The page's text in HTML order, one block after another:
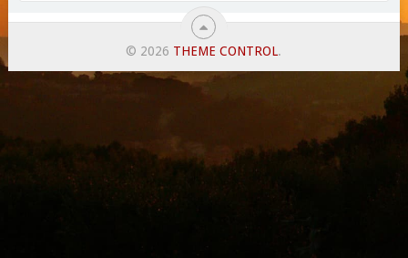
© 2026 THEME CONTROL.